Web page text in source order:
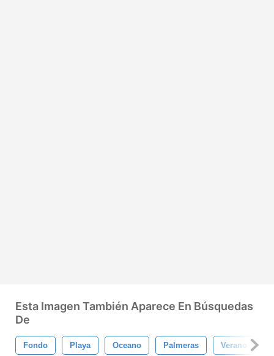
Esta Imagen También Aparece En Búsquedas
De
Fondo Playa Oceano Palmeras Verano